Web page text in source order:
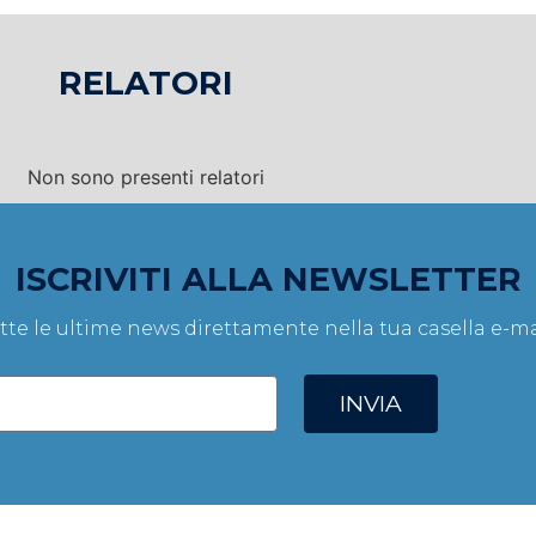
RELATORI
Non sono presenti relatori
ISCRIVITI ALLA NEWSLETTER
le ultime news direttamente nella tua casella e-
INVIA